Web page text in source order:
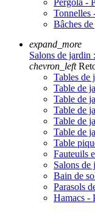
Pergola -
Tonnelles
Bâches
expand_more
Salons de jardin
chevron_left
Tables de
Table de
Table de
Table de
Table de
Table de
Table
Fauteuils
Salons de
Bain de
Parasols
Hamacs -